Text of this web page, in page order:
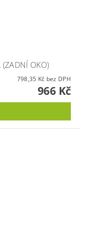
(ZADNÍ OKO)
798,35 Kč bez DPH
966 Kč